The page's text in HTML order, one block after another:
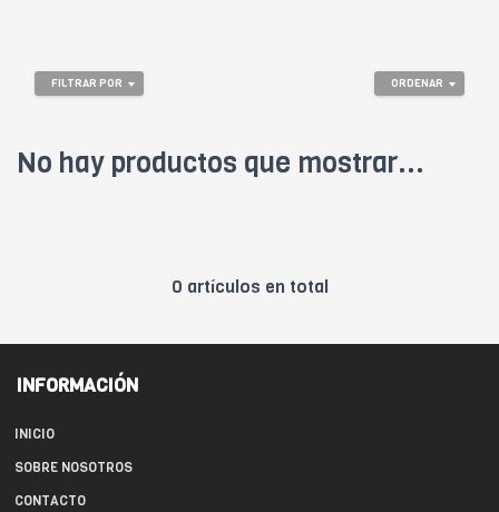
ORDENAR
FILTRAR POR
No hay productos que mostrar...
0 artículos en total
INFORMACIÓN
INICIO
SOBRE NOSOTROS
CONTACTO